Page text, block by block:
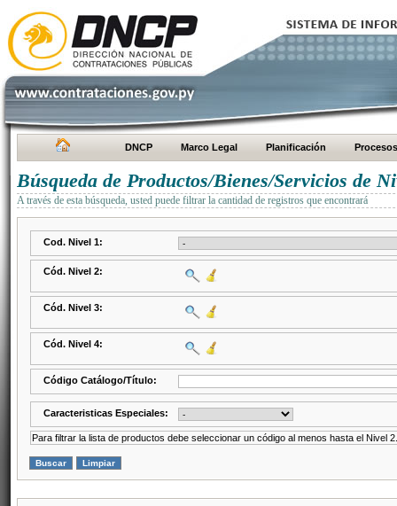
DNCP Marco Legal Planificación Procesos
Búsqueda de Productos/Bienes/Servicios de
A través de esta búsqueda, usted puede filtrar la cantidad de registros que encontrará
Cod. Nivel 1:
Cód. Nivel 2:
Cód. Nivel 3:
Cód. Nivel 4:
Código Catálogo/Título:
Caracteristicas Especiales:
Para filtrar la lista de productos debe seleccionar un código al menos hasta el Nivel 2.